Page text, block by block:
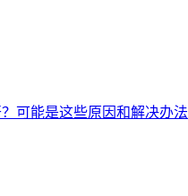
可能是这些原因和解决办法